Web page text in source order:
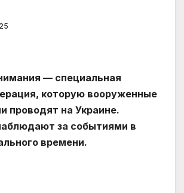
— специальная
которую вооруженные
проводят на Украине.
за событиями в
времени.